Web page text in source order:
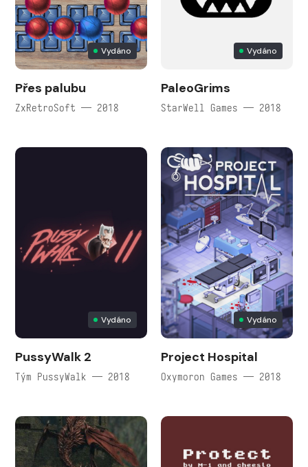
Vydáno
Přes palubu
ZxRetroSoft — 2018
Vydáno
PaleoGrims
StarWell Games — 2018
Vydáno
PussyWalk 2
Tým PussyWalk — 2018
Vydáno
Project Hospital
Oxymoron Games — 2018